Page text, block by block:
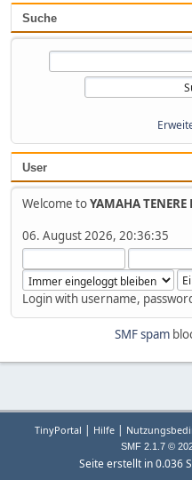
Suche
User
Welcome toYAMAHA TENERE
06. August 2026, 20:36:35
Login with username,
SMF spam
TinyPortal Hilfe
SMF 2.1.7 ©
Seite erstellt in 0.036